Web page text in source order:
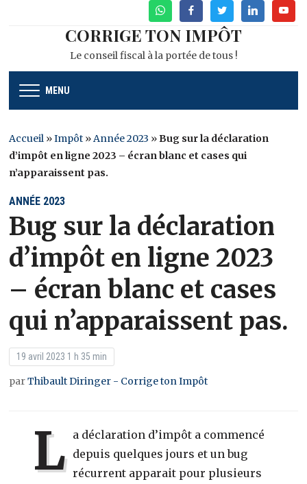
WhatsAppFacebookTwitterLinkedin
CORRIGE TON IMPÔT
Le conseil fiscal à la portée de tous !
MENU
Accueil »Impôt »Année 2023 »Bug sur la déclaration
d’impôt en ligne 2023 – écran blanc et cases qui
n’apparaissent pas.
ANNÉE 2023
Bug sur la déclaration
d’impôt en ligne 2023
– écran blanc et cases
qui n’apparaissent pas.
19 avril 2023 1 h 35 min
parThibault Diringer - Corrige ton Impôt
L a déclaration d’impôt a commencé
depuis quelques jours et un bug
récurrent apparait pour plusieurs